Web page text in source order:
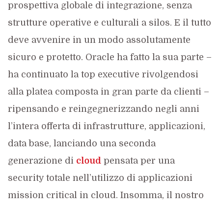
prospettiva globale di integrazione, senza
strutture operative e culturali a silos. E il tutto
deve avvenire in un modo assolutamente
sicuro e protetto. Oracle ha fatto la sua parte –
ha continuato la top executive rivolgendosi
alla platea composta in gran parte da clienti –
ripensando e reingegnerizzando negli anni
l’intera offerta di infrastrutture, applicazioni,
data base, lanciando una seconda
generazione di cloudpensata per una
security totale nell’utilizzo di applicazioni
mission critical in cloud. Insomma, il nostro